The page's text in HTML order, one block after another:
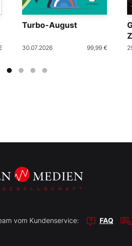
Turbo-August
30.07.2026 99,99 €
vom Kundenservice: FAQ